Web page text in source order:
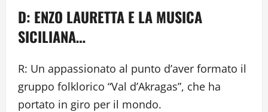
D: ENZO LAURETTA E LA MUSICA
SICILIANA…
R: Un appassionato al punto d’aver formato il
gruppo folklorico “Val d’Akragas”, che ha
portato in giro per il mondo.